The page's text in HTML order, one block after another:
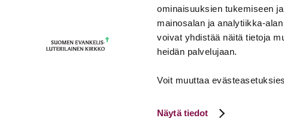
ominaisuuksien tukemiseen
mainosalan ja analytiikka-
voivat yhdistää näitä tietoja
heidän palvelujaan.
Voit muuttaa
Näytä tiedot
Kalenteri